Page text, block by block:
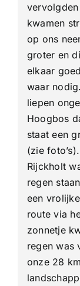
kwamen
op ons
groter en
elkaar
waar
liepen
Hoogbos
staat een
(zie
Rijckholt
regen
een
route via
zonnetje
regen was
onze 28